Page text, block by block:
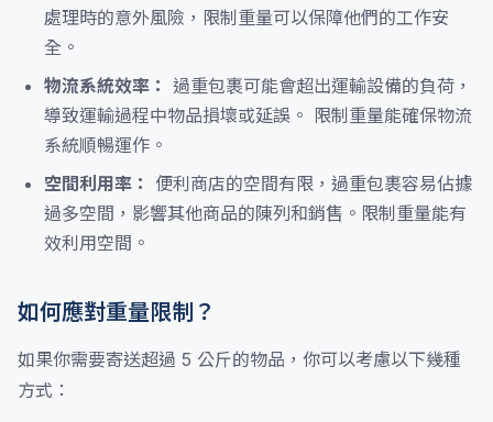
處理時的意外風險，限制重量可以保障他們的工作安
全。
物流系統效率： 過重包裹可能會超出運輸設備的負荷，
導致運輸過程中物品損壞或延誤。 限制重量能確保物流
系統順暢運作。
空間利用率：
便利商店的空間有限，過重包裹容易佔據
過多空間，影響其他商品的陳列和銷售。限制重量能有
效利用空間。
如何應對重量限制？
如果你需要寄送超過 5 公斤的物品，你可以考慮以下幾種
方式：